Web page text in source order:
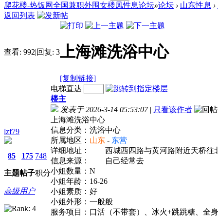
爬花楼-热饭网全国兼职外围女楼凤性息论坛»论坛 › 山东性息 ›
返回列表
查看: 992|回复: 3上海滩洗浴中心
[复制链接]
lzf79
85
主题
175
帖子
748
积分
高级用户
电梯直达
楼主
发表于 2026-3-14 05:53:07 | 只看该作者
上海滩洗浴中心
信息分类：洗浴中心
所属地区： 山东 - 东营
详细地址： 西城西四路与黄河路附近天桥往
信息来源：
自己经常去
小姐数量：N
小姐年龄：16-26
小姐素质：好
小姐外形：一般般
服务项目：口活（不带套）、冰火+跳跳糖、全